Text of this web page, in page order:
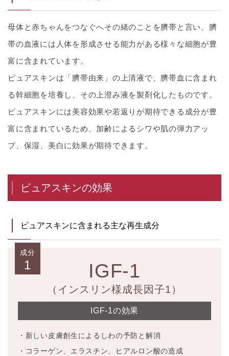
母体と赤ちゃんをつなぐへその緒のことを臍帯と言い、臍
帯の血液には人体を形成させる能力がある様々な細胞が豊
富に含まれています。
ピュアスキンは「臍帯由来」の上清液で、臍帯血に含まれ
る幹細胞を培養し、その上澄み液を製剤化したものです。
ピュアスキンには美容効果や若返りが期待できる成分が豊
富に含まれているため、加齢によるシワや肌の弾力アッ
プ、保湿、美白に効果が期待できます。
ピュアスキンの効果
ピュアスキンに含まれる主な再生成分
成分
1 IGF-1
（インスリン様成長因子1）
IGF-1の効果
・新しい皮膚創生によるしわの予防と解消
・コラーゲン、エラスチン、ヒアルロン酸の造成